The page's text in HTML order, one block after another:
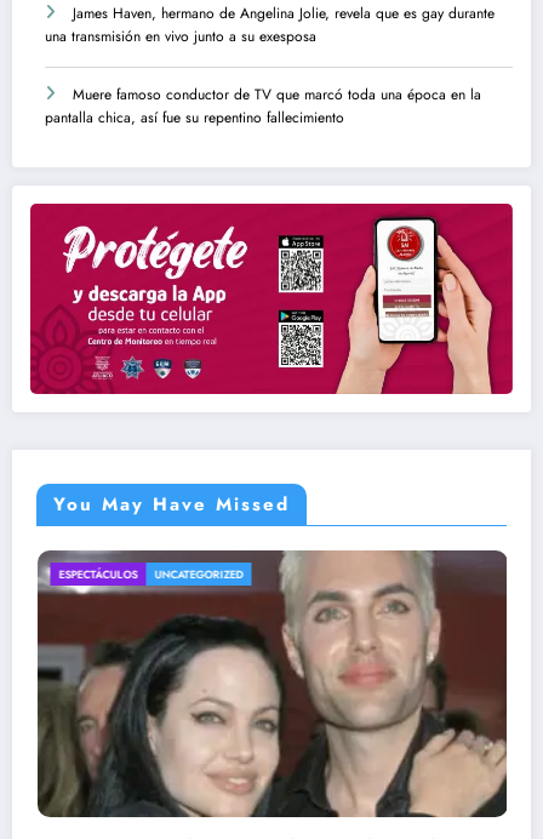
James Haven, hermano de Angelina Jolie, revela que es gay durante
una transmisión en vivo junto a su exesposa
Muere famoso conductor de TV que marcó toda una época en la
pantalla chica, así fue su repentino fallecimiento
You May Have Missed
UNCATEGORIZED